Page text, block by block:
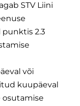
STV Liini
punktis 2.3
või
kuupäeval
osutamise